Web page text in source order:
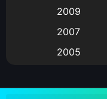
Big tits (นมใหญ่)
Bitch (ผู้หญิงร่าน)
2009
2007
2005
2001